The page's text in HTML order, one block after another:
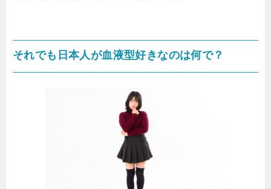
それでも日本人が血液型好きなのは何で？